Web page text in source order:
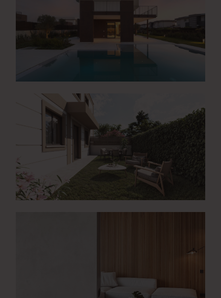
DIGITAL MARKETING · VISUAL ARCHITECTURE
Ecohouse – Ville Lazise